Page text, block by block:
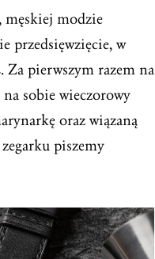
męskiej modzie
przedsięwzięcie, w
Za pierwszym razem na
sobie wieczorowy
oraz wiązaną
piszemy